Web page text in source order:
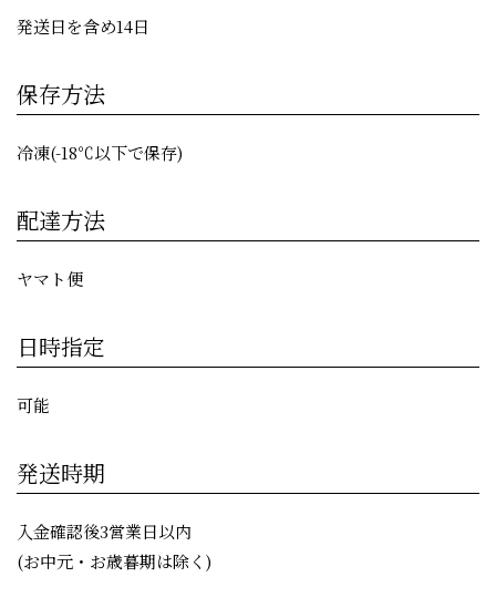
発送日を含め14日
保存方法
冷凍(-18℃以下で保存)
配達方法
ヤマト便
日時指定
可能
発送時期
入金確認後3営業日以内
(お中元・お歳暮期は除く)